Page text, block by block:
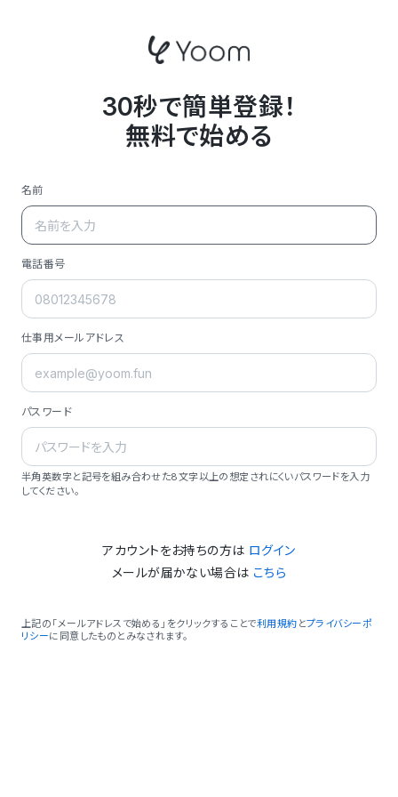
30秒で簡単登録！
無料で始める
名前
電話番号
仕事用メールアドレス
パスワード
半角英数字と記号を組み合わせた8文字以上の想定されにくいパスワードを入力
してください。
アカウントをお持ちの方は ログイン
メールが届かない場合は こちら
上記の「メールアドレスで始める」をクリックすることで利用規約 とプライバシーポ
リシーに同意したものとみなされます。